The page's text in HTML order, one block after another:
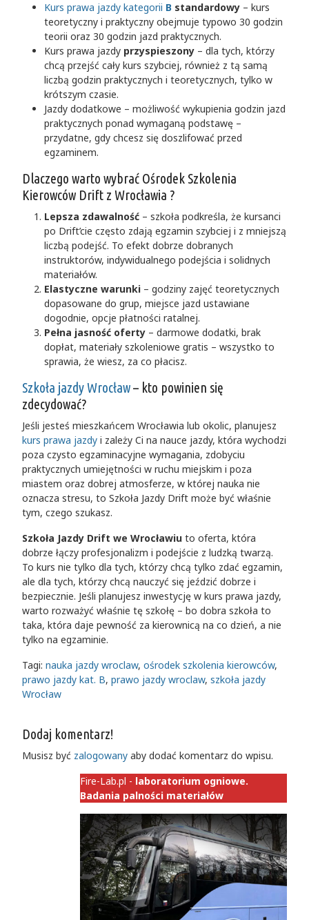
Kurs prawa jazdy kategorii B standardowy – kurs
teoretyczny i praktyczny obejmuje typowo 30 godzin
teorii oraz 30 godzin jazd praktycznych.
Kurs prawa jazdy przyspieszony – dla tych, którzy
chcą przejść cały kurs szybciej, również z tą samą
liczbą godzin praktycznych i teoretycznych, tylko w
krótszym czasie.
Jazdy dodatkowe – możliwość wykupienia godzin jazd
praktycznych ponad wymaganą podstawę –
przydatne, gdy chcesz się doszlifować przed
egzaminem.
Dlaczego warto wybrać Ośrodek Szkolenia
Kierowców Drift z Wrocławia ?
Lepsza zdawalność – szkoła podkreśla, że kursanci
po Drift’cie często zdają egzamin szybciej i z mniejszą
liczbą podejść. To efekt dobrze dobranych
instruktorów, indywidualnego podejścia i solidnych
materiałów.
Elastyczne warunki – godziny zajęć teoretycznych
dopasowane do grup, miejsce jazd ustawiane
dogodnie, opcje płatności ratalnej.
Pełna jasność oferty – darmowe dodatki, brak
dopłat, materiały szkoleniowe gratis – wszystko to
sprawia, że wiesz, za co płacisz.
Szkoła jazdy Wrocław– kto powinien się
zdecydować?
Jeśli jesteś mieszkańcem Wrocławia lub okolic, planujesz
kurs prawa jazdy i zależy Ci na nauce jazdy, która wychodzi
poza czysto egzaminacyjne wymagania, zdobyciu
praktycznych umiejętności w ruchu miejskim i poza
miastem oraz dobrej atmosferze, w której nauka nie
oznacza stresu, to Szkoła Jazdy Drift może być właśnie
tym, czego szukasz.
Szkoła Jazdy Drift we Wrocławiu to oferta, która
dobrze łączy profesjonalizm i podejście z ludzką twarzą.
To kurs nie tylko dla tych, którzy chcą tylko zdać egzamin,
ale dla tych, którzy chcą nauczyć się jeździć dobrze i
bezpiecznie. Jeśli planujesz inwestycję w kurs prawa jazdy,
warto rozważyć właśnie tę szkołę – bo dobra szkoła to
taka, która daje pewność za kierownicą na co dzień, a nie
tylko na egzaminie.
Tagi: nauka jazdy wroclaw, ośrodek szkolenia kierowców,
prawo jazdy kat. B, prawo jazdy wroclaw, szkoła jazdy
Wrocław
Dodaj komentarz!
Musisz być zalogowany aby dodać komentarz do wpisu.
Fire-Lab.pl - laboratorium ogniowe.
Badania palności materiałów